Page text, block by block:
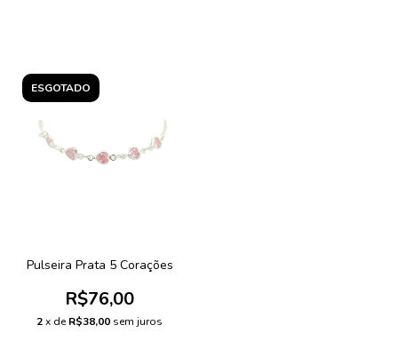
ESGOTADO
Pulseira Prata 5 Corações
R$76,00
2x deR$38,00 sem juros